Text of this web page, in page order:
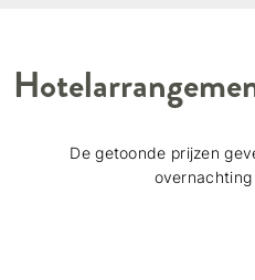
De getoonde prijzen